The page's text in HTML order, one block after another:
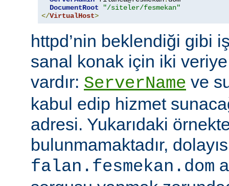
DocumentRoot
"/siteler/fesmekan"
</VirtualHost>
httpd’nin beklendiği gibi
sanal konak için iki
vardır: ServerName ve
kabul edip hizmet
adresi. Yukarıdaki
bulunmamaktadır,
falan.fesmekan.dom